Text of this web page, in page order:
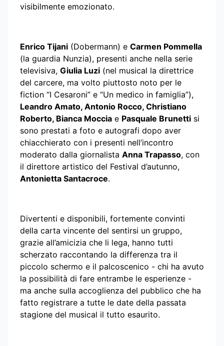
visibilmente emozionato.
Enrico Tijani (Dobermann) e Carmen Pommella
(la guardia Nunzia), presenti anche nella serie
televisiva, Giulia Luzi (nel musical la direttrice
del carcere, ma volto piuttosto noto per le
fiction “I Cesaroni” e “Un medico in famiglia”),
Leandro Amato, Antonio Rocco, Christiano
Roberto, Bianca Moccia e Pasquale Brunetti si
sono prestati a foto e autografi dopo aver
chiacchierato con i presenti nell’incontro
moderato dalla giornalista Anna Trapasso, con
il direttore artistico del Festival d’autunno,
Antonietta Santacroce.
Divertenti e disponibili, fortemente convinti
della carta vincente del sentirsi un gruppo,
grazie all’amicizia che li lega, hanno tutti
scherzato raccontando la differenza tra il
piccolo schermo e il palcoscenico - chi ha avuto
la possibilità di fare entrambe le esperienze -
ma anche sulla accoglienza del pubblico che ha
fatto registrare a tutte le date della passata
stagione del musical il tutto esaurito.